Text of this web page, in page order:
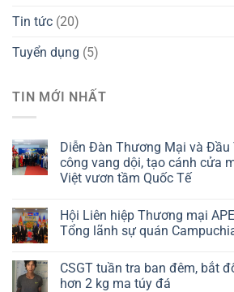
Tin tức (20)
Tuyển dụng (5)
TIN MỚI NHẤT
Diễn Đàn Thương Mại và Đầu
công vang dội, tạo cánh cửa
Việt vươn tầm Quốc Tế
Hội Liên hiệp Thương mại
Tổng lãnh sự quán
CSGT tuần tra ban đêm, bắt
hơn 2 kg ma túy đá